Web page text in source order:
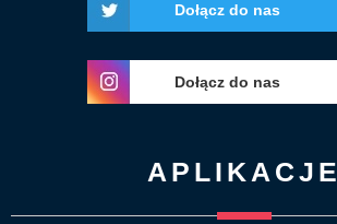
Dołącz do nas
Dołącz do nas
APLIKACJE